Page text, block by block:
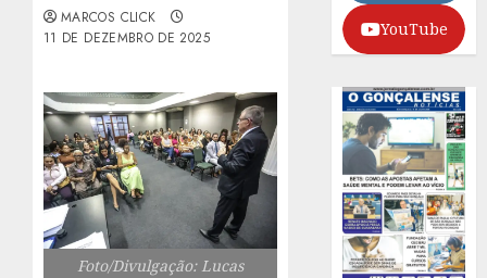
MARCOS CLICK
11 DE DEZEMBRO DE 2025
Foto/Divulgação: Lucas
YouTube